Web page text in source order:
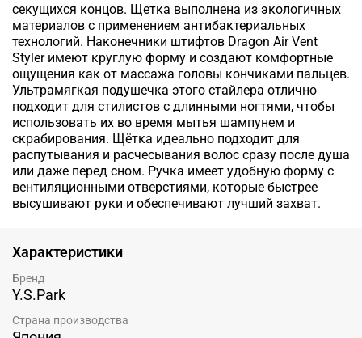
секущихся концов. Щетка выполнена из экологичных
материалов с применением антибактериальных
технологий. Наконечники штифтов Dragon Air Vent
Styler имеют круглую форму и создают комфортные
ощущения как от массажа головы кончиками пальцев.
Ультрамягкая подушечка этого стайлера отлично
подходит для стилистов с длинными ногтями, чтобы
использовать их во время мытья шампунем и
скрабирования. Щётка идеально подходит для
распутывания и расчесывания волос сразу после душа
или даже перед сном. Ручка имеет удобную форму с
вентиляционными отверстиями, которые быстрее
высушивают руки и обеспечивают лучший захват.
Характеристики
Бренд
Y.S.Park
Страна производства